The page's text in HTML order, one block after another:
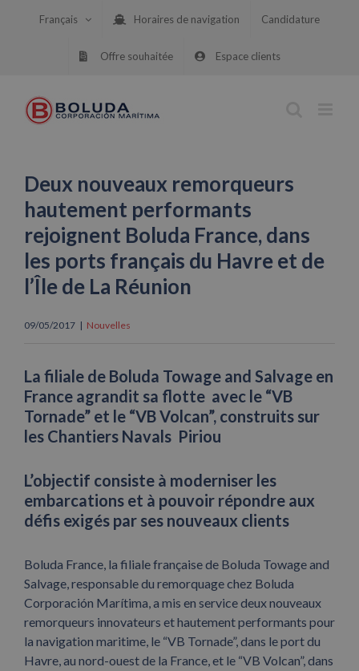
Français Horaires de navigation Candidature
Offre souhaitée Espace clients
Deux nouveaux remorqueurs
hautement performants
rejoignent Boluda France, dans
les ports français du Havre et de
l’Île de La Réunion
09/05/2017 | Nouvelles
La filiale de Boluda Towage and Salvage en
France agrandit sa flotte avec le “VB
Tornade” et le “VB Volcan”, construits sur
les Chantiers Navals Piriou
L’objectif consiste à moderniser les
embarcations et à pouvoir répondre aux
défis exigés par ses nouveaux clients
Boluda France, la filiale française de Boluda Towage and
Salvage, responsable du remorquage chez Boluda
Corporación Marítima, a mis en service deux nouveaux
remorqueurs innovateurs et hautement performants pour
la navigation maritime, le “VB Tornade”, dans le port du
Havre, au nord-ouest de la France, et le “VB Volcan”, dans